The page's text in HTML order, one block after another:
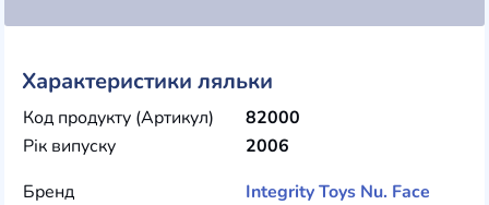
Характеристики ляльки
Код продукту (Артикул)
82000
Рік випуску
2006
Бренд
Integrity Toys Nu. Face